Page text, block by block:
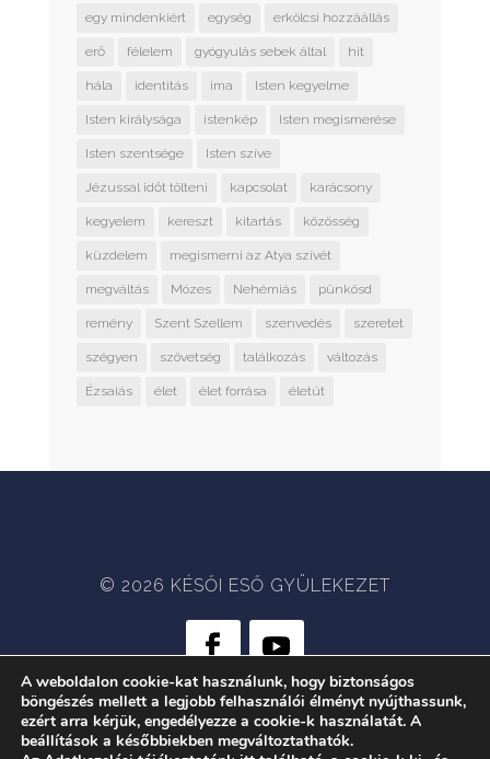
egy mindenkiért egység erkölcsi hozzáállás
erő félelem gyógyulás sebek által hit
hála identitás ima Isten kegyelme
Isten királysága istenkép Isten megismerése
Isten szentsége Isten szíve
Jézussal időt tölteni kapcsolat karácsony
kegyelem kereszt kitartás közösség
küzdelem megismerni az Atya szívét
megváltás Mózes Nehémiás pünkösd
remény Szent Szellem szenvedés szeretet
szégyen szövetség találkozás változás
Ézsaiás élet élet forrása életút
© 2026 KÉSŐI ESŐ GYÜLEKEZET
WEB: CRÆTIVE.HU| TÁRHELY:
RACKFOREST KFT.
A weboldalon cookie-kat használunk, hogy biztonságos
böngészés mellett a legjobb felhasználói élményt nyújthassunk,
ezért arra kérjük, engedélyezze a cookie-k használatát. A
beállítások a későbbiekben megváltoztathatók.